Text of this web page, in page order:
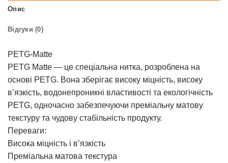
Опис
Відгуки (0)
PETG-Matte
PETG Matte — це спеціальна нитка, розроблена на
основі PETG. Вона зберігає високу міцність, високу
в’язкість, водонепроникні властивості та екологічність
PETG, одночасно забезпечуючи преміальну матову
текстуру та чудову стабільність продукту.
Переваги:
Висока міцність і в’язкість
Преміальна матова текстура